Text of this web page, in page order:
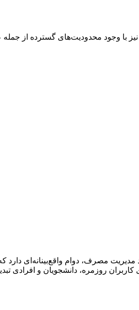
نیز با وجود محدودیت‌های گسترده از